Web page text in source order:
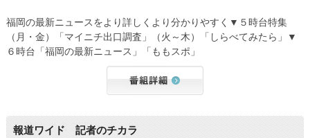
福岡の最新ニュースをより詳しくより分かりやすく▼５時台特集
（月・金）「マイニチ出口調査」（火～木）「しらべてみたら」▼
６時台「福岡の最新ニュース」「ももスポ」
報道ワイド 記者のチカラ